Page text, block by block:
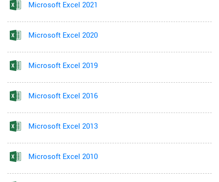
Microsoft Excel 2021
Microsoft Excel 2020
Microsoft Excel 2019
Microsoft Excel 2016
Microsoft Excel 2013
Microsoft Excel 2010